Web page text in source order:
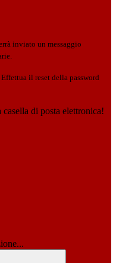
inviato un messaggio
il reset della password
di posta elettronica!